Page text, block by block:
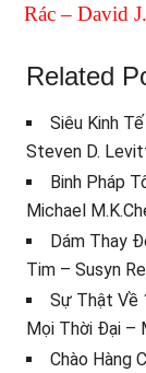
Rác – David
Related
Siêu Kinh
Steven D.
Binh Pháp
Michael
Dám Thay
Tim – Susyn
Sự Thật Về
Mọi Thời Đại –
Chào Hàng